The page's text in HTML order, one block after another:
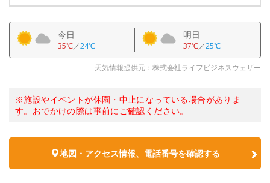
今日
35℃／24℃
明日
37℃／25℃
天気情報提供元：株式会社ライフビジネスウェザー
※施設やイベントが休園・中止になっている場合がありま
す。おでかけの際は事前にご確認ください。
地図・アクセス情報、電話番号を確認する